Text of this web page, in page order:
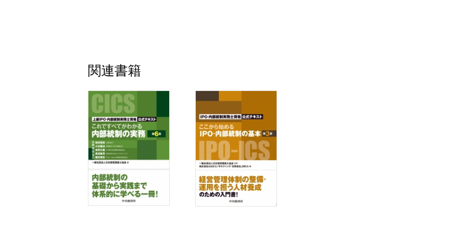
1 会社機関の機能と運営
2 経営管理組織
3 内部監査
4 予算管理制度
5 業務管理体制の整備
6 会計制度の整備
7 人事・労務管理制度
8 反社会的勢力排除の整備
第6章 関係会社・関連当事者その他の特定の者の整備、M&Aとグループ再編
1 関係会社・関連当事者その他の特定の者の整備
2 M&Aとグループ再編
関連書籍